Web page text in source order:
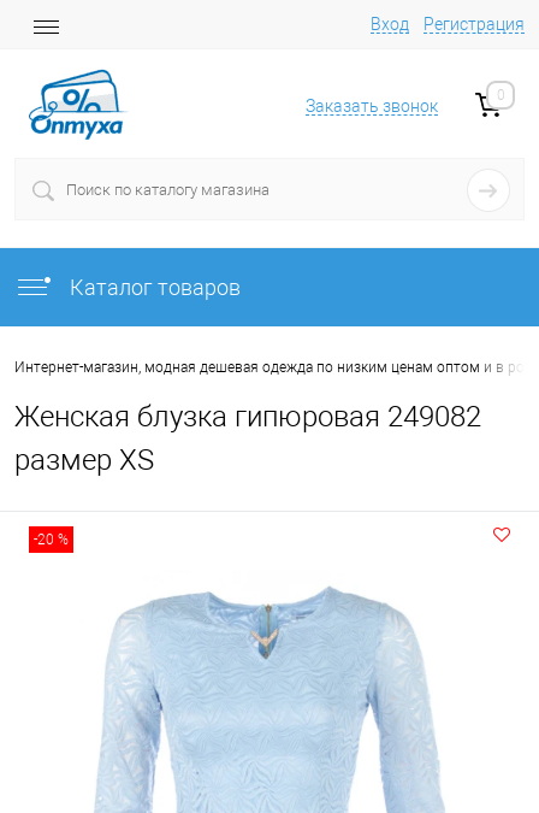
Вход Регистрация
Заказать звонок
0
Каталог товаров
Интернет-магазин, модная дешевая одежда по низким ценам оптом и в
Женская блузка гипюровая 249082
размер XS
-20 %